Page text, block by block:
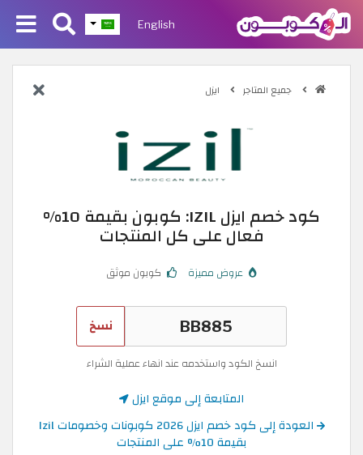
English
جميع المتاجر ايزل
كود خصم ايزل IZIL: كوبون بقيمة 10%
فعال على كل المنتجات
عروض مميزة كوبون موثق
نسخ
انسخ الكود واستخدمه عند انهاء عملية الشراء
المتابعة إلى موقع ايزل
العودة إلى كود خصم ايزل 2026 كوبونات وخصومات Izil
بقيمة 10% على المنتجات